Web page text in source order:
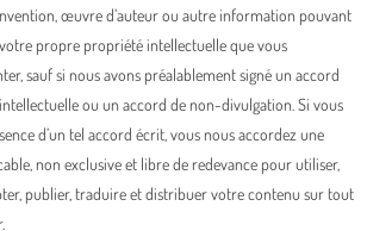
œuvre d’auteur ou autre information pouvant
propre propriété intellectuelle que vous
sauf si nous avons préalablement signé un accord
ou un accord de non-divulgation. Si vous
d’un tel accord écrit, vous nous accordez une
non exclusive et libre de redevance pour utiliser,
publier, traduire et distribuer votre contenu sur tout